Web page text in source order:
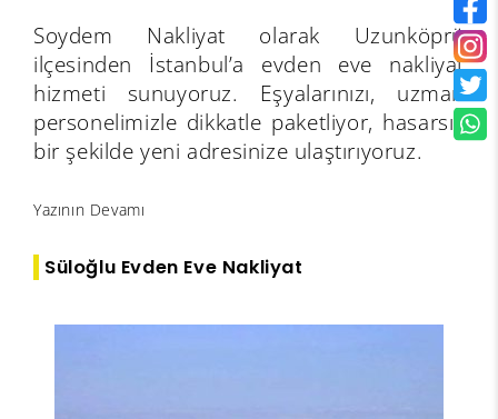
Soydem Nakliyat olarak Uzunköprü
ilçesinden İstanbul’a evden eve nakliyat
hizmeti sunuyoruz. Eşyalarınızı, uzman
personelimizle dikkatle paketliyor, hasarsız
bir şekilde yeni adresinize ulaştırıyoruz.
Yazının Devamı
Süloğlu Evden Eve Nakliyat